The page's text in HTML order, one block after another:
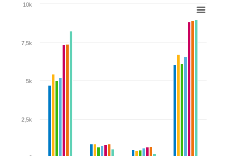
View as data table, Chart
The chart has 1 Y axis displaying values. Data ranges from 222
2,5k
5k
7,5k
10k